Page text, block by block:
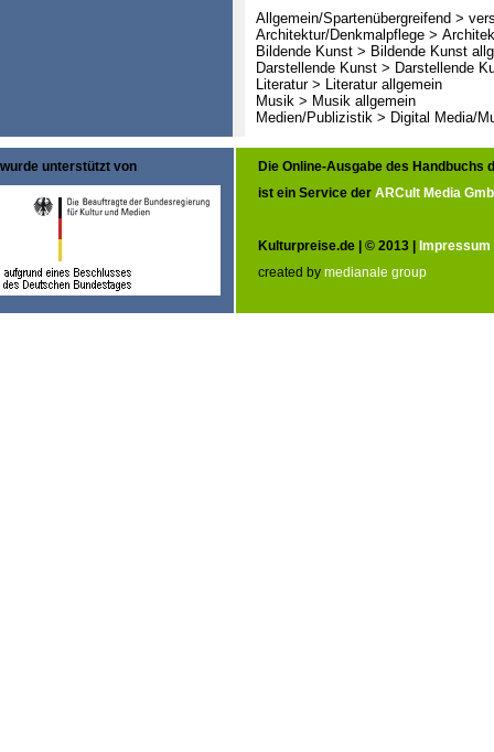
Allgemein/Spartenübergreifend >
Architektur/Denkmalpflege >
Bildende Kunst > Bildende Kunst
Darstellende Kunst > Darstellende
Literatur > Literatur allgemein
Musik > Musik allgemein
Medien/Publizistik > Digital Media/
wurde unterstützt von
Die Online-Ausgabe des Handbuchs
ist ein Service der ARCult Media
Kulturpreise.de | © 2013 | Impressum
created by medianale group